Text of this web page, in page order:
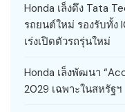
Honda เล็งดึง Tata
รถยนต์ใหม่ รองรับทั้ง
เร่งเปิดตัวรถรุ่นใหม่
Honda เล็งพัฒนา
2029 เฉพาะในสหรัฐฯ